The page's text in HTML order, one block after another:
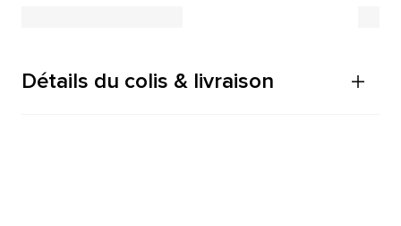
Détails du colis & livraison